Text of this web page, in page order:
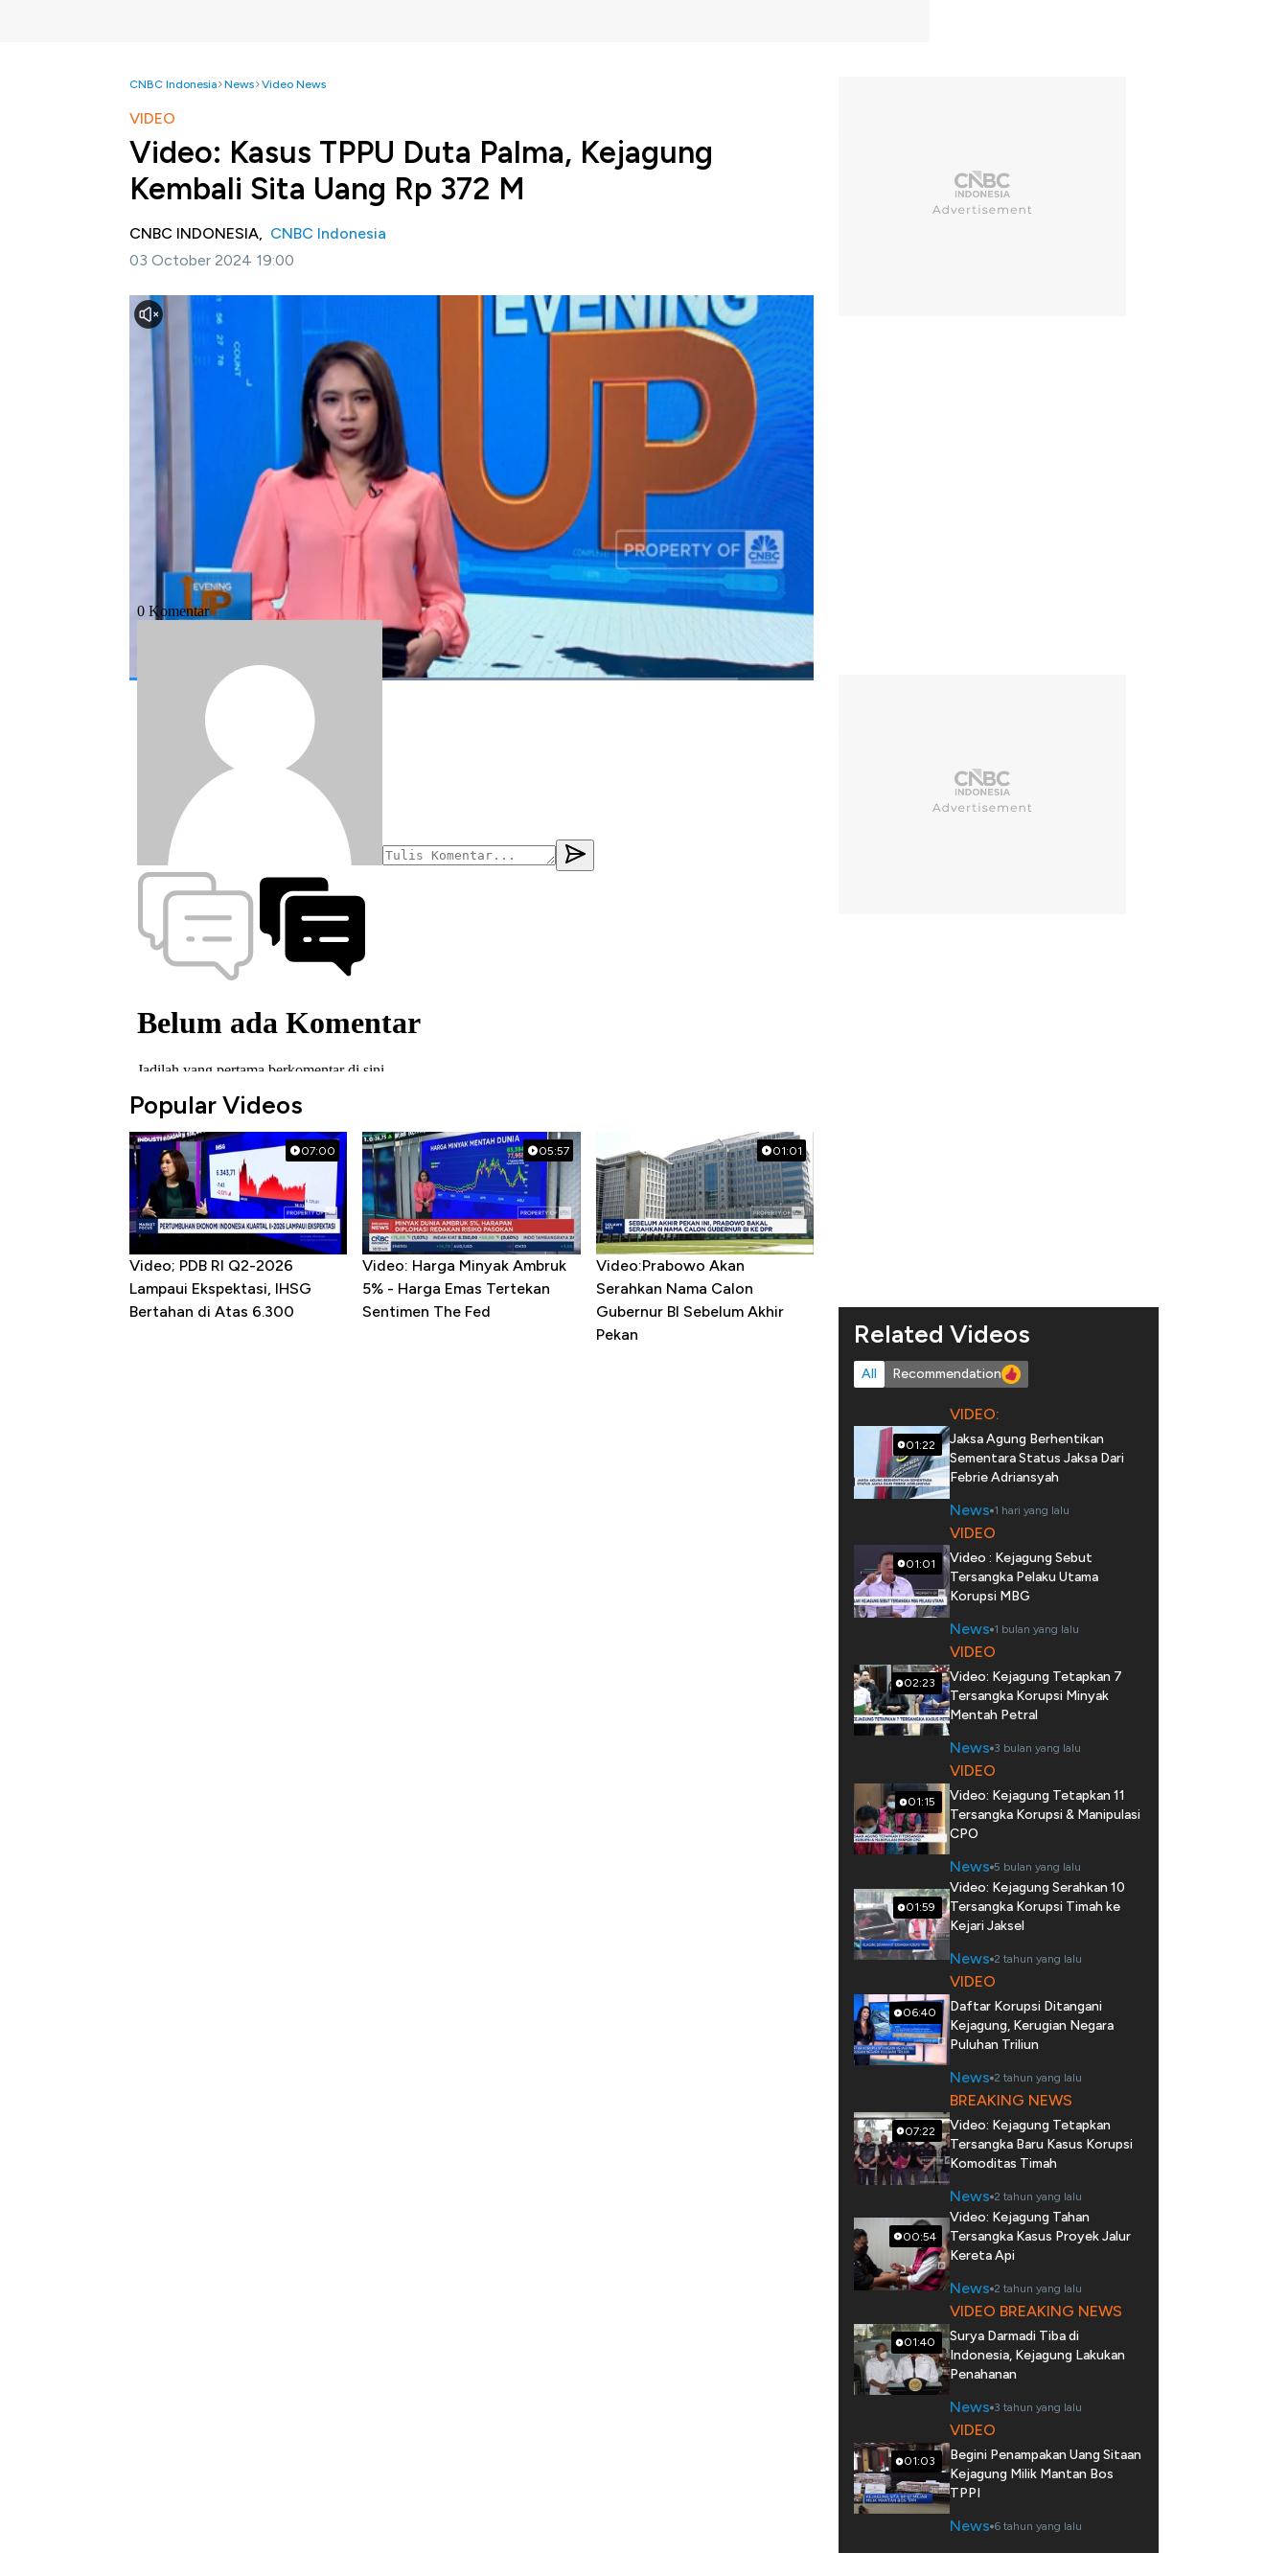
CNBC Indonesia News Video News
VIDEO
Video: Kasus TPPU Duta Palma, Kejagung
Kembali Sita Uang Rp 372 M
CNBC INDONESIA, CNBC Indonesia
03 October 2024 19:00
Jakarta, CNBC Indonesia -
Kejagung kembali menyita uang tunai sebesar Rp 372 Miliar dalam kasus
korupsi dan tindak pidana pencucian uang oleh PT Duta Palma Group.
Selengkapnya dalam program Evening Up CNBC Indonesia, Kamis (3/10/2024).
#pt duta palma #korupsi #kejagung
Popular Videos
07:00
Video; PDB RI Q2-2026
Lampaui Ekspektasi, IHSG
Bertahan di Atas 6.300
05:57
Video: Harga Minyak Ambruk
5% - Harga Emas Tertekan
Sentimen The Fed
01:01
Video:Prabowo Akan
Serahkan Nama Calon
Gubernur BI Sebelum Akhir
Pekan
Related Videos
All Recommendation
01:22
VIDEO:
Jaksa Agung Berhentikan
Sementara Status Jaksa Dari
Febrie Adriansyah
News 1 hari yang lalu
01:01
VIDEO
Video : Kejagung Sebut
Tersangka Pelaku Utama
Korupsi MBG
News 1 bulan yang lalu
02:23
VIDEO
Video: Kejagung Tetapkan 7
Tersangka Korupsi Minyak
Mentah Petral
News 3 bulan yang lalu
01:15
VIDEO
Video: Kejagung Tetapkan 11
Tersangka Korupsi & Manipulasi
CPO
News 5 bulan yang lalu
01:59
Video: Kejagung Serahkan 10
Tersangka Korupsi Timah ke
Kejari Jaksel
News 2 tahun yang lalu
06:40
VIDEO
Daftar Korupsi Ditangani
Kejagung, Kerugian Negara
Puluhan Triliun
News 2 tahun yang lalu
07:22
BREAKING NEWS
Video: Kejagung Tetapkan
Tersangka Baru Kasus Korupsi
Komoditas Timah
News 2 tahun yang lalu
00:54
Video: Kejagung Tahan
Tersangka Kasus Proyek Jalur
Kereta Api
News 2 tahun yang lalu
01:40
VIDEO BREAKING NEWS
Surya Darmadi Tiba di
Indonesia, Kejagung Lakukan
Penahanan
News 3 tahun yang lalu
01:03
VIDEO
Begini Penampakan Uang Sitaan
Kejagung Milik Mantan Bos
TPPI
News 6 tahun yang lalu